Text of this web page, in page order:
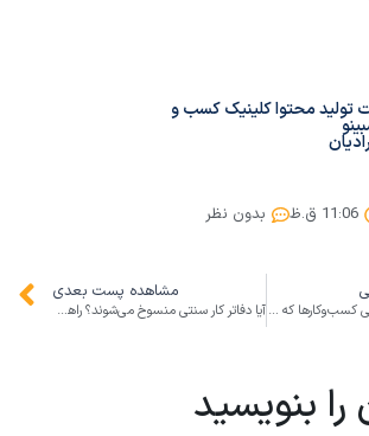
تولید محتوا کلینیک کسب و
11:06 ق.ظ بدون نظر
رازهای نظم و هماهنگی کسب‌وکارها که از رژه ۳۱ شهریور ۱۴۰۴ می‌توان آموخت
مشاهده پست بعدی
آیا دفاتر کار سنتی منسوخ می‌شوند؟ راهنمای رشد کسب‌وکارهای مدرن در عصر دورکاری
را بنویسید